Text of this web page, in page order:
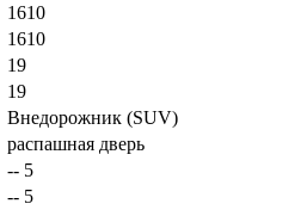
1610
1610
19
19
Внедорожник (SUV)
распашная дверь
-- 5
-- 5